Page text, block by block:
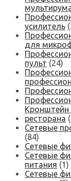
усилитель
для
пульт (24)
Кронштейн
ресторана
Сетевые
(84)
Сетевые
Сетевые
питания (1)
Сетевые